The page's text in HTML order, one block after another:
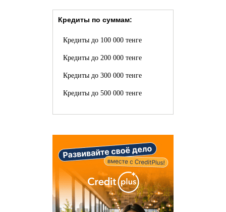
Кредиты по суммам:
Кредиты до 100 000 тенге
Кредиты до 200 000 тенге
Кредиты до 300 000 тенге
Кредиты до 500 000 тенге